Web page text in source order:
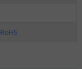
RoHS